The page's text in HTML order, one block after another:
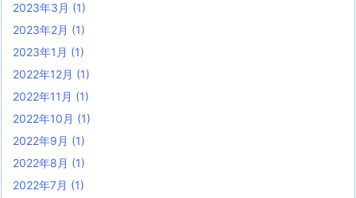
2023年3月 (1)
2023年2月 (1)
2023年1月 (1)
2022年12月 (1)
2022年11月 (1)
2022年10月 (1)
2022年9月 (1)
2022年8月 (1)
2022年7月 (1)